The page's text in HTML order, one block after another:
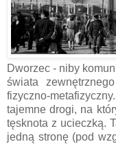
Dworzec - niby
świata
fizyczno-
tajemne drogi, na
tęsknota z ucieczką.
jedną stronę (pod